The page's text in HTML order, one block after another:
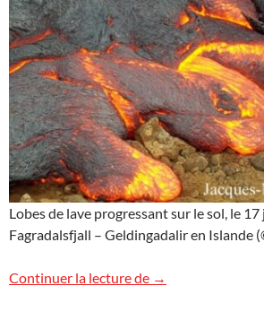
Lobes de lave progressant sur le sol, le
Fagradalsfjall – Geldingadalir en Islande
Continuer la lecture de Lobes de lave en
→